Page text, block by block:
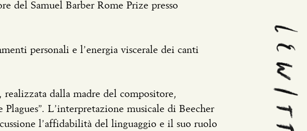
del Samuel Barber Rome Prize presso
personali e l’energia viscerale dei canti
realizzata dalla madre del compositore,
L’interpretazione musicale di Beecher
l’affidabilità del linguaggio e il suo ruolo